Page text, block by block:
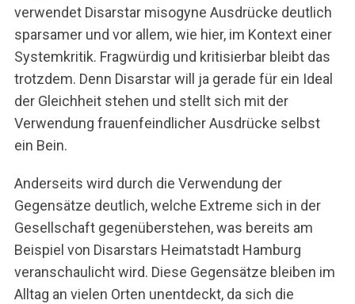
verwendet Disarstar misogyne Ausdrücke deutlich
sparsamer und vor allem, wie hier, im Kontext einer
Systemkritik. Fragwürdig und kritisierbar bleibt das
trotzdem. Denn Disarstar will ja gerade für ein Ideal
der Gleichheit stehen und stellt sich mit der
Verwendung frauenfeindlicher Ausdrücke selbst
ein Bein.
Anderseits wird durch die Verwendung der
Gegensätze deutlich, welche Extreme sich in der
Gesellschaft gegenüberstehen, was bereits am
Beispiel von Disarstars Heimatstadt Hamburg
veranschaulicht wird. Diese Gegensätze bleiben im
Alltag an vielen Orten unentdeckt, da sich die